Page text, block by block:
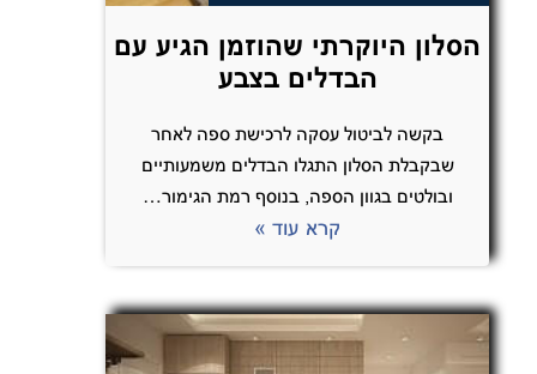
הסלון היוקרתי שהוזמן הגיע עם
הבדלים בצבע
בקשה לביטול עסקה לרכישת ספה לאחר
שבקבלת הסלון התגלו הבדלים משמעותיים
ובולטים בגוון הספה, בנוסף רמת הגימור…
קרא עוד »